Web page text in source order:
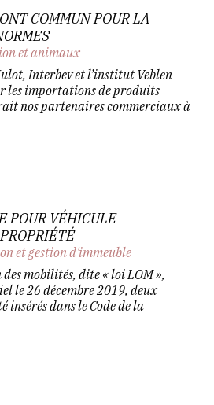
COMMUN POUR LA
et animaux
Interbev et l’institut Veblen
les importations de produits
nos partenaires commerciaux à
POUR VÉHICULE
et gestion d'immeuble
mobilités, dite « loi LOM »,
le 26 décembre 2019, deux
insérés dans le Code de la